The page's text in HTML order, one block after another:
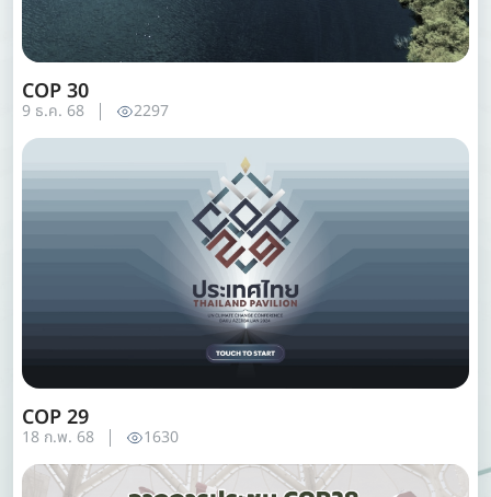
COP 30
9 ธ.ค. 68 2297
COP 29
18 ก.พ. 68 1630